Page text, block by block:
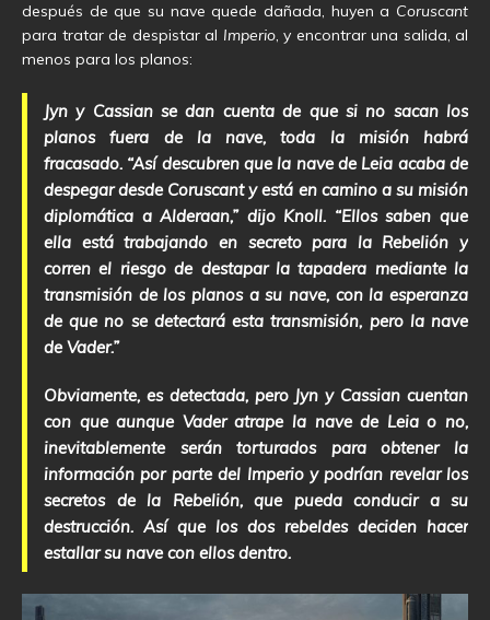
después de que su nave quede dañada, huyen a Coruscant
para tratar de despistar al Imperio, y encontrar una salida, al
menos para los planos:
Jyn y Cassian se dan cuenta de que si no sacan los
planos fuera de la nave, toda la misión habrá
fracasado. “Así descubren que la nave de Leia acaba de
despegar desde Coruscant y está en camino a su misión
diplomática a Alderaan,” dijo Knoll. “Ellos saben que
ella está trabajando en secreto para la Rebelión y
corren el riesgo de destapar la tapadera mediante la
transmisión de los planos a su nave, con la esperanza
de que no se detectará esta transmisión, pero la nave
de Vader.”
Obviamente, es detectada, pero Jyn y Cassian cuentan
con que aunque Vader atrape la nave de Leia o no,
inevitablemente serán torturados para obtener la
información por parte del Imperio y podrían revelar los
secretos de la Rebelión, que pueda conducir a su
destrucción. Así que los dos rebeldes deciden hacer
estallar su nave con ellos dentro.